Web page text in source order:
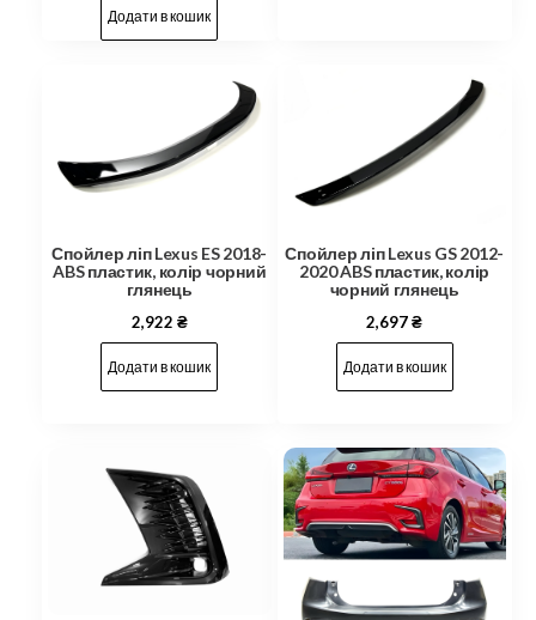
Додати в кошик
Спойлер ліп Lexus ES 2018-
ABS пластик, колір чорний
глянець
2,922 ₴
Додати в кошик
Спойлер ліп Lexus GS 2012-
2020 ABS пластик, колір
чорний глянець
2,697₴
Додати в кошик